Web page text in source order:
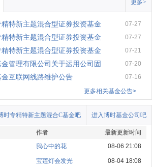
更多>
特新主题混合型证券投资基金 07-27
特新主题混合型证券投资基金 07-27
特新主题混合型证券投资基金 07-21
管理有限公司关于运用公司固 07-20
互联网线路维护公告
07-16
更多相关基金公告>
进入博时基金公司吧
时专精特新主题混合C基金吧
作者
最新更新时间
我心中的花 08-06 21:08
宝莲灯会发光 08-04 18:08